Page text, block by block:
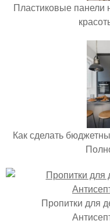
Пластиковые панели
Как сделать
Пропитки для